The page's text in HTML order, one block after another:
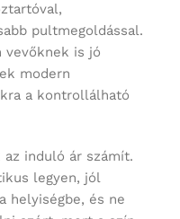
pultmegoldással.
vevőknek is jó
modern
a kontrollálható
az induló ár számít.
legyen, jól
helyiségbe, és ne